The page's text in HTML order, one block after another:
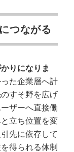
つながる
りになりま
た企業層へ計
すそ野を広げ
ザーへ直接働
立ち位置を変
先に依存して
得られる体制